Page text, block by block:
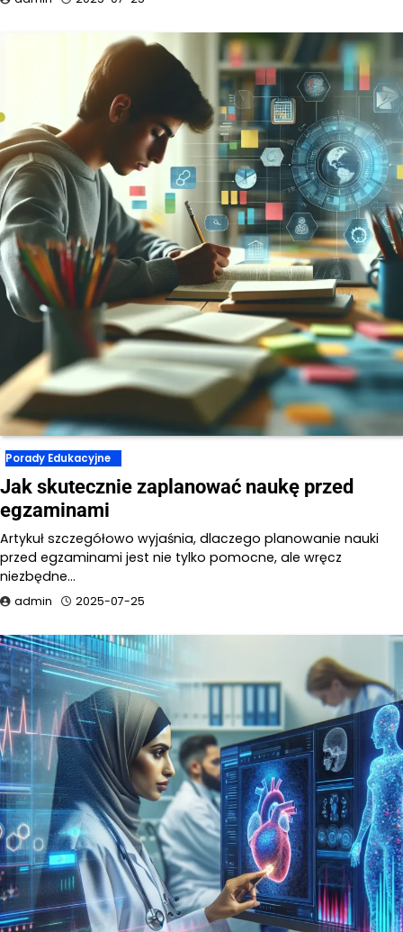
Porady Edukacyjne
Jak skutecznie zaplanować naukę przed
egzaminami
Artykuł szczegółowo wyjaśnia, dlaczego planowanie nauki
przed egzaminami jest nie tylko pomocne, ale wręcz
niezbędne…
admin 2025-07-25